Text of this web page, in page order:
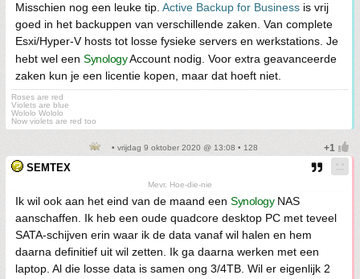
Misschien nog een leuke tip. Active Backup for Business is vrij
goed in het backuppen van verschillende zaken. Van complete
Esxi/Hyper-V hosts tot losse fysieke servers en werkstations. Je
hebt wel een SynologyAccount nodig. Voor extra geavanceerde
zaken kun je een licentie kopen, maar dat hoeft niet.
Roses are red
Violets are blue
Wololo Wololo
Now violets are red too
• vrijdag 9 oktober 2020 @ 13:08 • 128
SEMTEX
Mevr. Hoe-die-nie
Ik wil ook aan het eind van de maand een SynologyNAS
aanschaffen. Ik heb een oude quadcore desktop PC met teveel
SATA-schijven erin waar ik de data vanaf wil halen en hem
daarna definitief uit wil zetten. Ik ga daarna werken met een
laptop. Al die losse data is samen ong 3/4TB. Wil er eigenlijk 2